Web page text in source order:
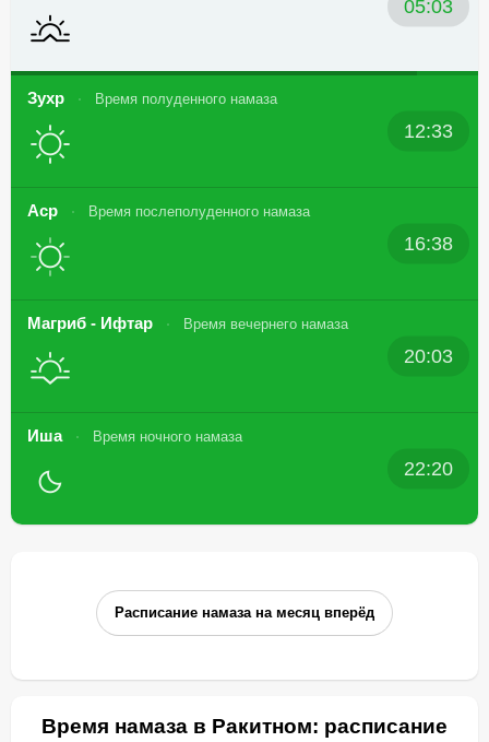
05:03
Зухр Время полуденного намаза
12:33
Аср Время послеполуденного намаза
16:38
Магриб - Ифтар Время вечернего намаза
20:03
Иша Время ночного намаза
22:20
Расписание намаза на месяц вперёд
Время намаза в Ракитном: расписание